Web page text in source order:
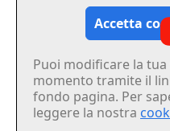
Accetta
Puoi modificare la
momento tramite il
fondo pagina. Per
leggere la nostra